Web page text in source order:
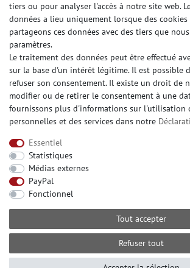
DES MÉDIAS SOCIAUX
© Copyright 2026 | e-Delux GmbH
tiers ou pour analyser l'accès à notre site web.
données a lieu uniquement lorsque des
partageons ces données avec des tiers que
paramètres.
Le traitement des données peut être effectué
sur la base d'un intérêt légitime. Il est possible
refuser son consentement. Il existe un droit de
modifier ou de retirer le consentement à une
fournissons plus d'informations sur l'utilisation
personnelles et des services dans notre
Essentiel
Statistiques
Médias externes
PayPal
Fonctionnel
Tout accepter
Refuser tout